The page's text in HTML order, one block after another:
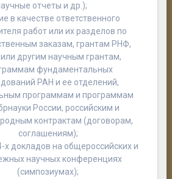
отчеты и др.);
в качестве ответственного
работ или их разделов по
заказам, грантам РНФ,
другим научным грантам,
фундаментальных
РАН и ее отделений,
программам и программам
России, российским и
контрактам (договорам,
соглашениям);
х докладов на общероссийских и
научных конференциях
(симпозиумах);